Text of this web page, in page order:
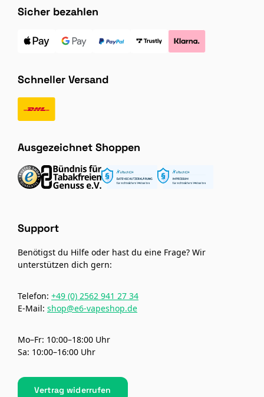
Sicher bezahlen
Schneller Versand
Ausgezeichnet Shoppen
Support
Benötigst du Hilfe oder hast du eine Frage? Wir
unterstützen dich gern:
Telefon: +49 (0) 2562 941 27 34
E-Mail: shop@e6-vapeshop.de
Mo–Fr: 10:00–18:00 Uhr
Sa: 10:00–16:00 Uhr
Vertrag widerrufen